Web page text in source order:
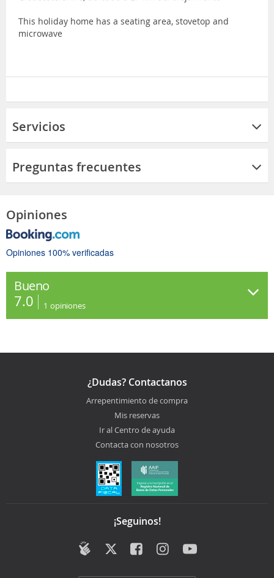
This holiday home has a seating area, stovetop and
microwave
Servicios
Preguntas frecuentes
Opiniones
Opiniones 100% verificadas
Bueno
7.0 1 opiniones
¿Dudas? Contactanos
Arrepentimiento de compra
Mis reservas
Ir al Centro de ayuda
Contacta con nosotros
¡Seguinos!